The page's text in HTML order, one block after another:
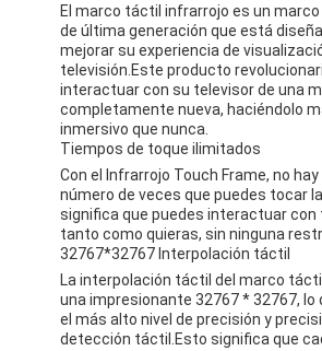
El marco táctil infrarrojo es un
de última generación que está
mejorar su experiencia de
televisión.Este producto
interactuar con su televisor de una
completamente nueva, haciéndolo
inmersivo que nunca.
Tiempos de toque ilimitados
Con el Infrarrojo Touch Frame, no hay
número de veces que puedes tocar
significa que puedes interactuar con
tanto como quieras, sin ninguna
32767*32767 Interpolación táctil
La interpolación táctil del marco
una impresionante 32767 * 32767, lo
el más alto nivel de precisión y
detección táctil.Esto significa que